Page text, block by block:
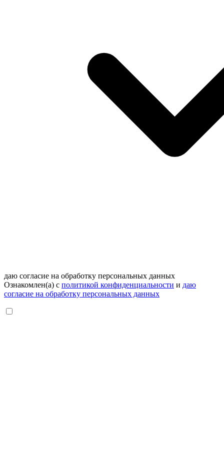
даю согласие на обработку персональных данных
Ознакомлен(а) с политикой конфиденциальности и даю
согласие на обработку персональных данных